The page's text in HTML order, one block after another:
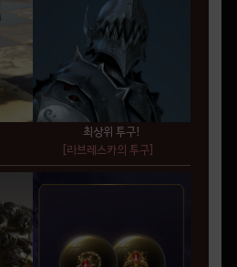
최상위 투구!
[라브레스카의 투구]